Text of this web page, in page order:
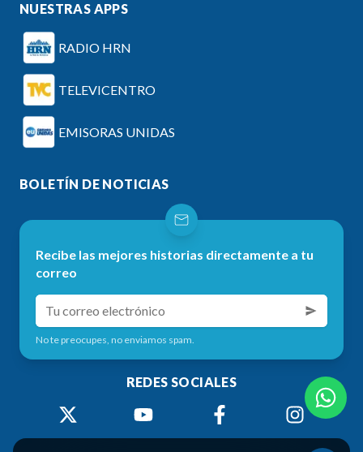
NUESTRAS APPS
RADIO HRN
TELEVICENTRO
EMISORAS UNIDAS
BOLETÍN DE NOTICIAS
Recibe las mejores historias directamente a tu
correo
No te preocupes, no enviamos spam.
REDES SOCIALES